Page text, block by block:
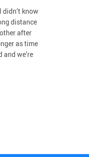
know
distance
after
as time
we’re